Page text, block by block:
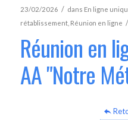
23/02/2026 / dans En ligne
rétablissement, Réunion en ligne /
Réunion en
AA "Notre